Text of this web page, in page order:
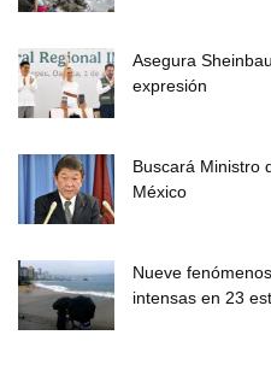
Asegura
expresión
Buscará Ministro
México
Nueve
intensas en 23